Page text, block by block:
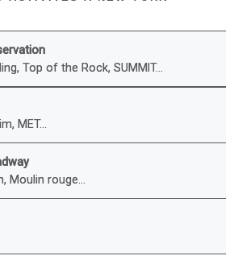
Top of the Rock, SUMMIT...
MET...
Moulin rouge...